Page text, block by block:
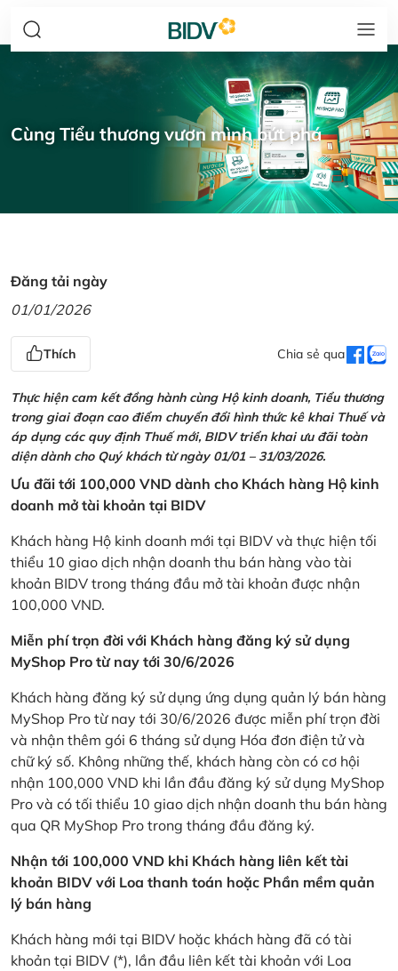
Cùng Tiểu thương vươn mình bứt phá
Đăng tải ngày
01/01/2026
Thích Chia sẻ qua
Thực hiện cam kết đồng hành cùng Hộ kinh doanh, Tiểu thương
trong giai đoạn cao điểm chuyển đổi hình thức kê khai Thuế và
áp dụng các quy định Thuế mới, BIDV triển khai ưu đãi toàn
diện dành cho Quý khách từ ngày 01/01 – 31/03/2026.
Ưu đãi tới 100,000 VND dành cho Khách hàng Hộ kinh
doanh mở tài khoản tại BIDV
Khách hàng Hộ kinh doanh mới tại BIDV và thực hiện tối
thiểu 10 giao dịch nhận doanh thu bán hàng vào tài
khoản BIDV trong tháng đầu mở tài khoản được nhận
100,000 VND.
Miễn phí trọn đời với Khách hàng đăng ký sử dụng
MyShop Pro từ nay tới 30/6/2026
Khách hàng đăng ký sử dụng ứng dụng quản lý bán hàng
MyShop Pro từ nay tới 30/6/2026 được miễn phí trọn đời
và nhận thêm gói 6 tháng sử dụng Hóa đơn điện tử và
chữ ký số. Không những thế, khách hàng còn có cơ hội
nhận 100,000 VND khi lần đầu đăng ký sử dụng MyShop
Pro và có tối thiểu 10 giao dịch nhận doanh thu bán hàng
qua QR MyShop Pro trong tháng đầu đăng ký.
Nhận tới 100,000 VND khi Khách hàng liên kết tài
khoản BIDV với Loa thanh toán hoặc Phần mềm quản
lý bán hàng
Khách hàng mới tại BIDV hoặc khách hàng đã có tài
khoản tại BIDV (*), lần đầu liên kết tài khoản với Loa